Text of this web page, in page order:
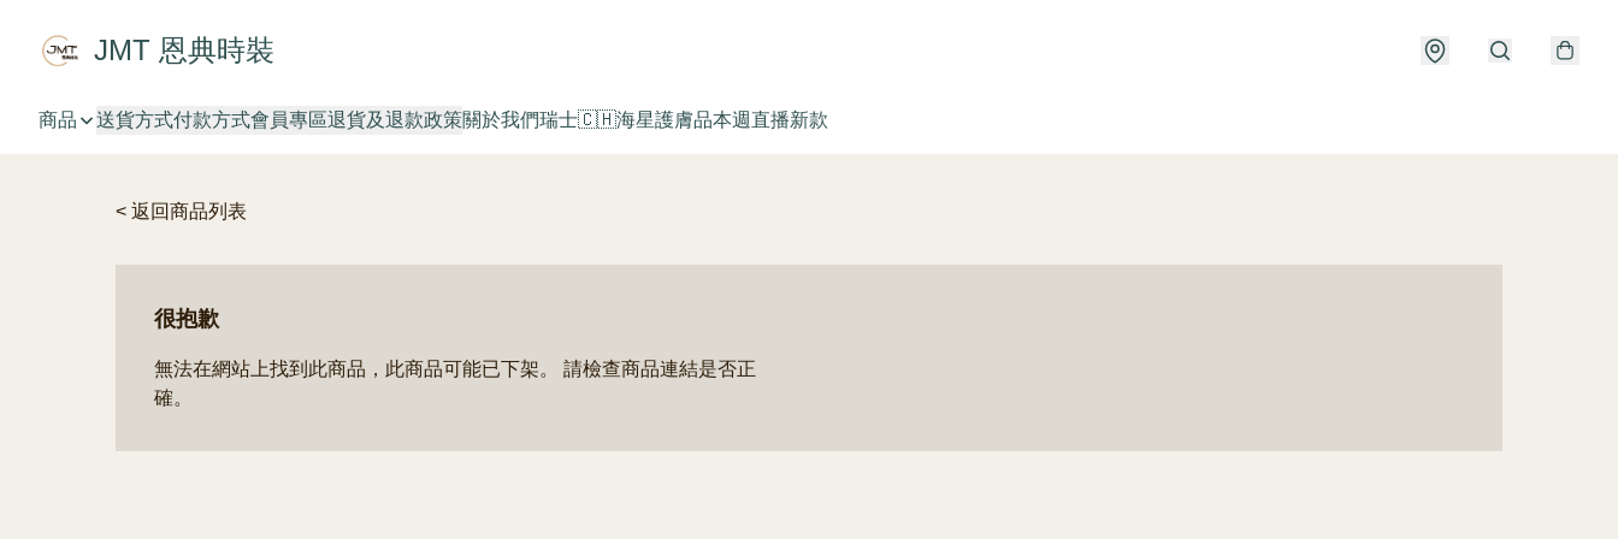
JMT 恩典時裝
商品 送貨方式付款方式會員專區退貨及退款政策關於我們瑞士🇨🇭海星護膚品本週直播新款
< 返回商品列表
很抱歉
無法在網站上找到此商品，此商品可能已下架。 請檢查商品連結是否正
確。